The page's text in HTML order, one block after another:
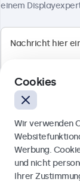
Berliner
Deutsch
einem
Cookies
Wir verwenden
Werbung.
und nicht
Ihrer